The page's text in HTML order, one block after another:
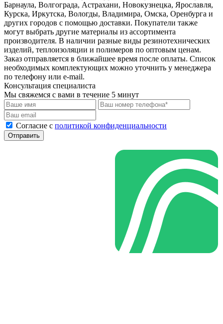
Барнаула, Волгограда, Астрахани, Новокузнецка, Ярославля,
Курска, Иркутска, Вологды, Владимира, Омска, Оренбурга и
других городов с помощью доставки. Покупатели также
могут выбрать другие материалы из ассортимента
производителя. В наличии разные виды резинотехнических
изделий, теплоизоляции и полимеров по оптовым ценам.
Заказ отправляется в ближайшее время после оплаты. Список
необходимых комплектующих можно уточнить у менеджера
по телефону или e-mail.
Консультация специалиста
Мы свяжемся с вами в течение 5 минут
Cогласие с политикой конфиденциальности
Отправить